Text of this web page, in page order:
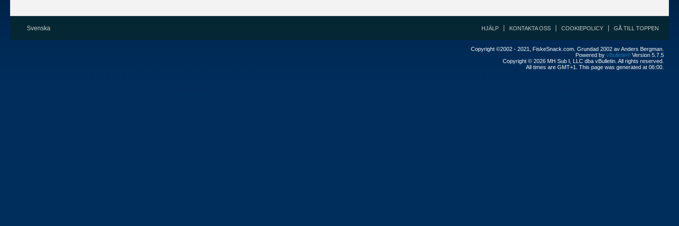
Svenska HJÄLP KONTAKTA OSS COOKIEPOLICY GÅ TILL TOPPEN
Copyright ©2002 - 2021, FiskeSnack.com. Grundad 2002 av Anders Bergman.
Powered by vBulletin® Version 5.7.5
Copyright © 2026 MH Sub I, LLC dba vBulletin. All rights reserved.
All times are GMT+1. This page was generated at 06:00.